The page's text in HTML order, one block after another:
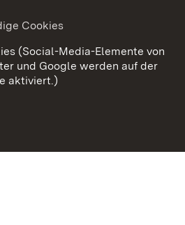
Cookies
Cookies
(Social-Media-Elemente von
und Google werden auf der
aktiviert.)